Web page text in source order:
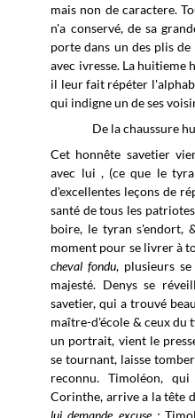
mais non de caractere.
n'a conservé, de sa
porte dans un des plis
avec ivresse. La huitieme
il leur fait répéter
qui indigne un de ses
De la chaussure
Cet honnête savetier
avec lui , (ce que le
d'excellentes leçons de
santé de tous les
boire, le tyran s'endort,
moment pour se livrer à
cheval fondu, plusieurs
majesté. Denys se
savetier, qui a trouvé
maître-d'école & ceux du
un portrait, vient le
se tournant, laisse
reconnu. Timoléon,
Corinthe, arrive a la tête